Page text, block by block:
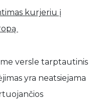
kurjeriu į
versle tarptautinis
yra neatsiejama